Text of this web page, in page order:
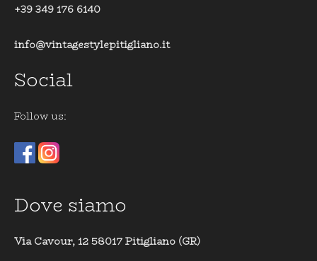
+39 349 176 6140
info@vintagestylepitigliano.it
Social
Follow us:
Dove siamo
Via Cavour, 12 58017 Pitigliano (GR)